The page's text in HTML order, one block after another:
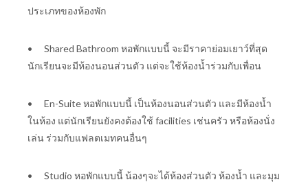
ประเภทของห้องพัก
•
Shared Bathroom หอพักแบบนี้ จะมีราคาย่อมเยาว์ที่สุด
นักเรียนจะมีห้องนอนส่วนตัว แต่จะใช้ห้องน้ำร่วมกับเพื่อน
•
En-Suite หอพักแบบนี้ เป็นห้องนอนส่วนตัว และมีห้องน้ำ
ในห้อง แต่นักเรียนยังคงต้องใช้ facilities เช่นครัว หรือห้องนั่ง
เล่น ร่วมกับแฟลตเมทคนอื่นๆ
•
Studio หอพักแบบนี้ น้องๆจะได้ห้องส่วนตัว ห้องน้ำ และมุม